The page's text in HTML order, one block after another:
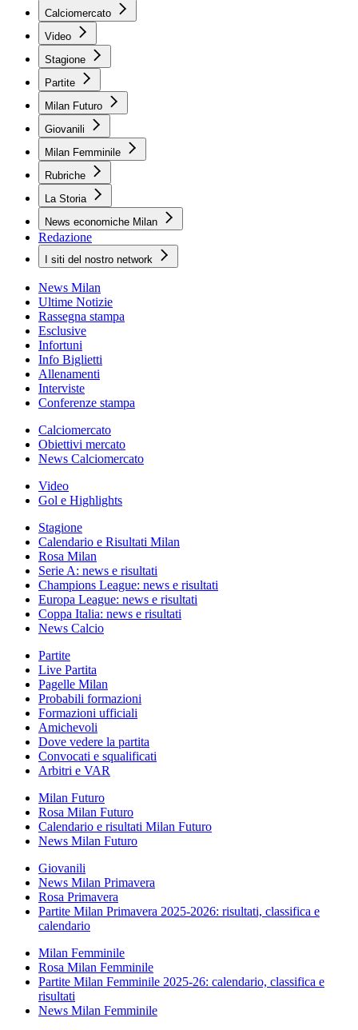
Calciomercato
Video
Stagione
Partite
Milan Futuro
Giovanili
Milan Femminile
Rubriche
La Storia
News economiche Milan
Redazione
I siti del nostro network
News Milan
Ultime Notizie
Rassegna stampa
Esclusive
Infortuni
Info Biglietti
Allenamenti
Interviste
Conferenze stampa
Calciomercato
Obiettivi mercato
News Calciomercato
Video
Gol e Highlights
Stagione
Calendario e Risultati Milan
Rosa Milan
Serie A: news e risultati
Champions League: news e risultati
Europa League: news e risultati
Coppa Italia: news e risultati
News Calcio
Partite
Live Partita
Pagelle Milan
Probabili formazioni
Formazioni ufficiali
Amichevoli
Dove vedere la partita
Convocati e squalificati
Arbitri e VAR
Milan Futuro
Rosa Milan Futuro
Calendario e risultati Milan Futuro
News Milan Futuro
Giovanili
News Milan Primavera
Rosa Primavera
Partite Milan Primavera 2025-2026: risultati, classifica e
calendario
Milan Femminile
Rosa Milan Femminile
Partite Milan Femminile 2025-26: calendario, classifica e
risultati
News Milan Femminile